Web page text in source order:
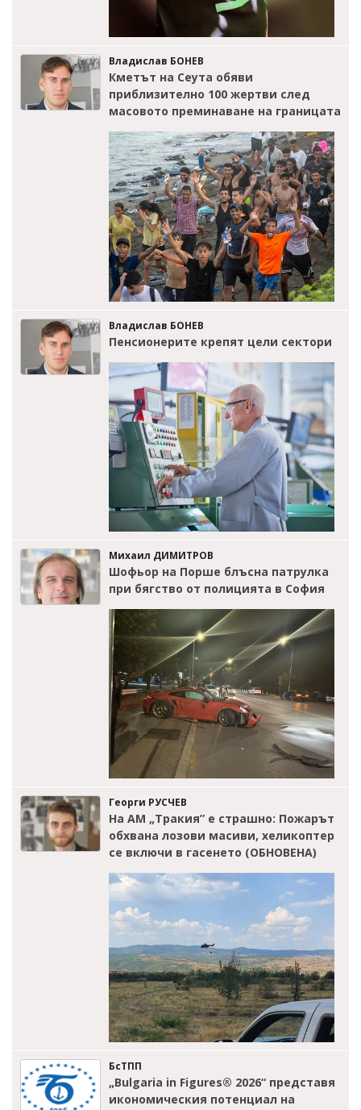
Владислав БОНЕВ
Кметът на Сеута обяви
приблизително 100 жертви след
масовото преминаване на границата
Владислав БОНЕВ
Пенсионерите крепят цели сектори
Михаил ДИМИТРОВ
Шофьор на Порше блъсна патрулка
при бягство от полицията в София
Георги РУСЧЕВ
На АМ „Тракия” е страшно: Пожарът
обхвана лозови масиви, хеликоптер
се включи в гасенето (ОБНОВЕНА)
БсТПП
„Bulgaria in Figures® 2026“ представя
икономическия потенциал на